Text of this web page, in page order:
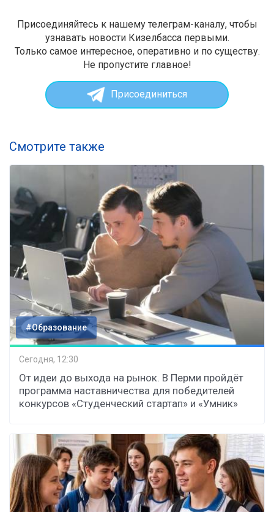
Присоединяйтесь к нашему телеграм-каналу, чтобы
узнавать новости Кизелбасса первыми.
Только самое интересное, оперативно и по существу.
Не пропустите главное!
Присоединиться
Смотрите также
#Образование
Сегодня, 12:30
От идеи до выхода на рынок. В Перми пройдёт
программа наставничества для победителей
конкурсов «Студенческий стартап» и «Умник»